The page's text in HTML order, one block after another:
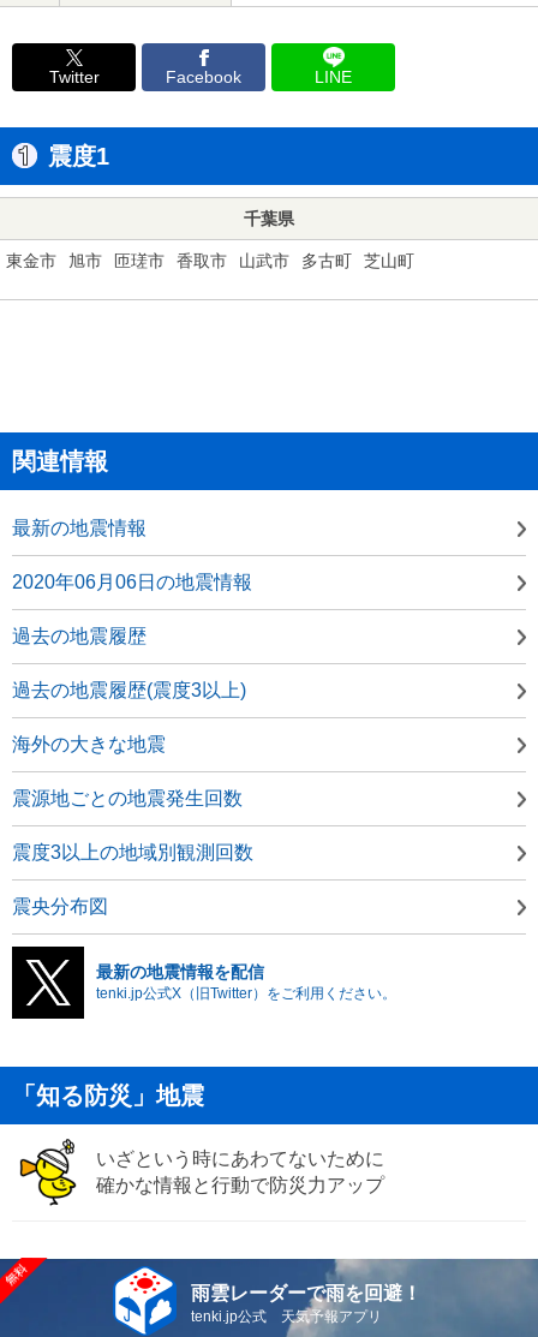
Twitter Facebook LINE
震度1
千葉県
東金市 旭市 匝瑳市 香取市 山武市 多古町 芝山町
関連情報
最新の地震情報
2020年06月06日の地震情報
過去の地震履歴
過去の地震履歴(震度3以上)
海外の大きな地震
震源地ごとの地震発生回数
震度3以上の地域別観測回数
震央分布図
最新の地震情報を配信
tenki.jp公式X（旧Twitter）をご利用ください。
「知る防災」地震
いざという時にあわてないために
確かな情報と行動で防災力アップ
雨雲レーダーで雨を回避！
tenki.jp公式 天気予報アプリ